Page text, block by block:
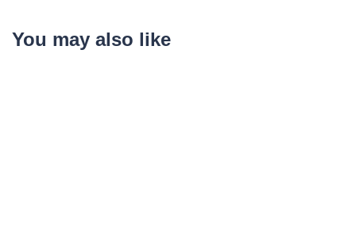
You may also like